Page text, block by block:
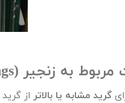
مربوط به زنجیر (
گرید مشابه یا بالاتر از